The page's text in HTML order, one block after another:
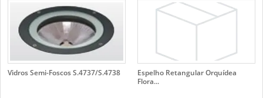
Vidros Semi-Foscos S.4737/S.4738
Espelho Retangular Orquídea
Flora...